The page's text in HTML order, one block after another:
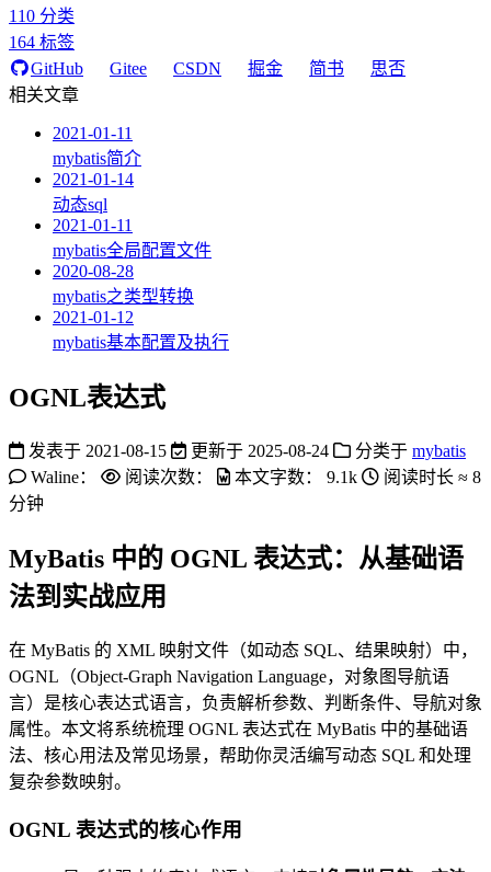
110 分类
164 标签
GitHub
Gitee CSDN 掘金 简书
思否
相关文章
2021-01-11
mybatis简介
2021-01-14
动态sql
2021-01-11
mybatis全局配置文件
2020-08-28
mybatis之类型转换
2021-01-12
mybatis基本配置及执行
OGNL表达式
发表于 2021-08-15 更新于 2025-08-24 分类于 mybatis
Waline：
阅读次数： 本文字数： 9.1k 阅读时长 ≈ 8
分钟
MyBatis 中的 OGNL 表达式：从基础语
法到实战应用
在 MyBatis 的 XML 映射文件（如动态 SQL、结果映射）中，
OGNL（Object-Graph Navigation Language，对象图导航语
言）是核心表达式语言，负责解析参数、判断条件、导航对象
属性。本文将系统梳理 OGNL 表达式在 MyBatis 中的基础语
法、核心用法及常见场景，帮助你灵活编写动态 SQL 和处理
复杂参数映射。
OGNL 表达式的核心作用